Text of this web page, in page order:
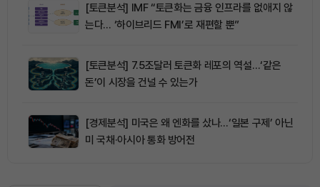
[토큰분석] IMF “토큰화는 금융 인프라를 없애지 않
는다… ‘하이브리드 FMI’로 재편할 뿐”
[토큰분석] 7.5조달러 토큰화 레포의 역설…‘같은
돈’이 시장을 건널 수 있는가
[경제분석] 미국은 왜 엔화를 샀나…‘일본 구제’ 아닌
미 국채·아시아 통화 방어전